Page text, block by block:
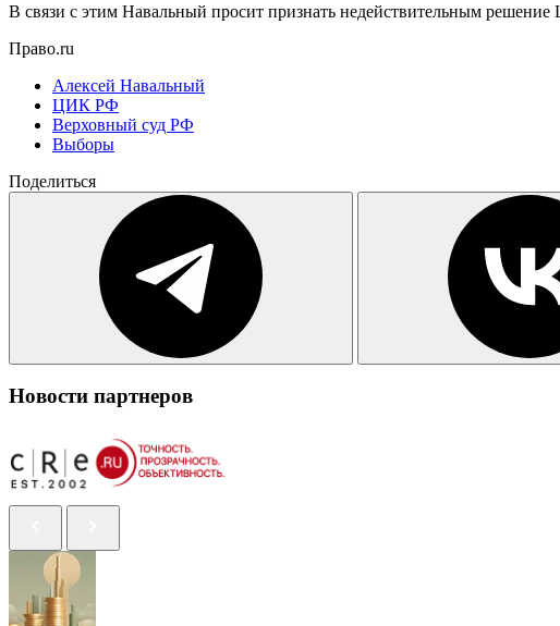
В связи с этим Навальный просит признать недействительным
Право.ru
Алексей Навальный
ЦИК РФ
Верховный суд РФ
Выборы
Поделиться
Новости партнеров